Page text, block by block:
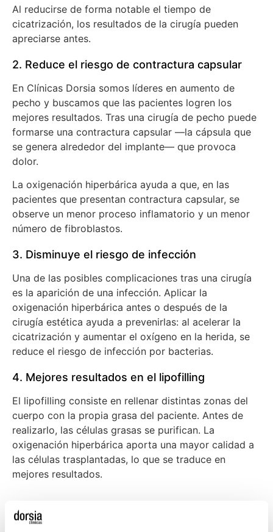
Al reducirse de forma notable el tiempo de
cicatrización, los resultados de la cirugía pueden
apreciarse antes.
2. Reduce el riesgo de contractura capsular
En Clínicas Dorsia somos líderes en aumento de
pecho y buscamos que las pacientes logren los
mejores resultados. Tras una cirugía de pecho puede
formarse una contractura capsular —la cápsula que
se genera alrededor del implante— que provoca
dolor.
La oxigenación hiperbárica ayuda a que, en las
pacientes que presentan contractura capsular, se
observe un menor proceso inflamatorio y un menor
número de fibroblastos.
3. Disminuye el riesgo de infección
Una de las posibles complicaciones tras una cirugía
es la aparición de una infección. Aplicar la
oxigenación hiperbárica antes o después de la
cirugía estética ayuda a prevenirlas: al acelerar la
cicatrización y aumentar el oxígeno en la herida, se
reduce el riesgo de infección por bacterias.
4. Mejores resultados en el lipofilling
El lipofilling consiste en rellenar distintas zonas del
cuerpo con la propia grasa del paciente. Antes de
realizarlo, las células grasas se purifican. La
oxigenación hiperbárica aporta una mayor calidad a
las células trasplantadas, lo que se traduce en
mejores resultados.
La cámara hiperbárica en medicina
estética: efecto antiaging